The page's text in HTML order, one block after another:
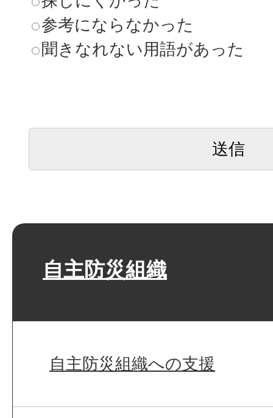
参考にならなかった
聞きなれない用語があった
自主防災組織
自主防災組織への支援